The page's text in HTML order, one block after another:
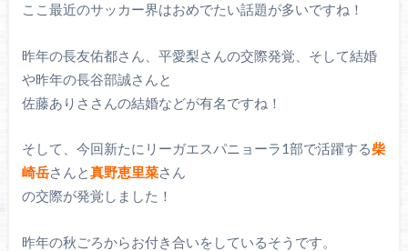
ここ最近のサッカー界はおめでたい話題が多いですね！
昨年の長友佑都さん、平愛梨さんの交際発覚、そして結婚
や昨年の長谷部誠さんと
佐藤ありささんの結婚などが有名ですね！
そして、今回新たにリーガエスパニョーラ1部で活躍する柴
崎岳さんと真野恵里菜さん
の交際が発覚しました！
昨年の秋ごろからお付き合いをしているそうです。